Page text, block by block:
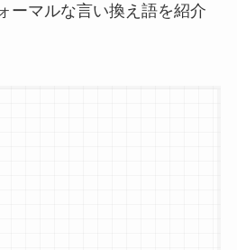
ーマルな言い換え語を紹介